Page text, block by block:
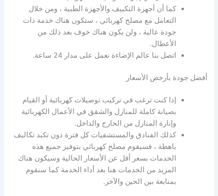
كما أن أجهزة التكييف والأجهزة الطبية ، ومن خلال
التعامل مع مصلح كهربائي ، ستكون هناك خدمة ذات
جودة عالية ، ولن يكون هناك خوف بعد ذلك من
الأعطال.
اتصل بنا عالم الإضاءة نعمل على مدار 24 ساعة.
أفضل جودة بأرخص الأسعار
إذا كنت ترغب في تركيب توصيلات كهربائية أو القيام
بصيانة كاملة للمنازل والشقق في الأعمال الكهربائية
وإنارة المنازل من الخارج والداخل.
كذلك الفنادق والمستشفيات كل فترة دون تكبد تكاليف
باهظة ، فسيقوم مصلح كهربائي بتوفير جميع هذه
الخدمات بسعر أقل عن الأسعار الحالية وسيكون هناك
المزيد من الخدمات هنا بعد أداء الخدمة كما سنقوم
بمتابعة بين الحين والآخر.